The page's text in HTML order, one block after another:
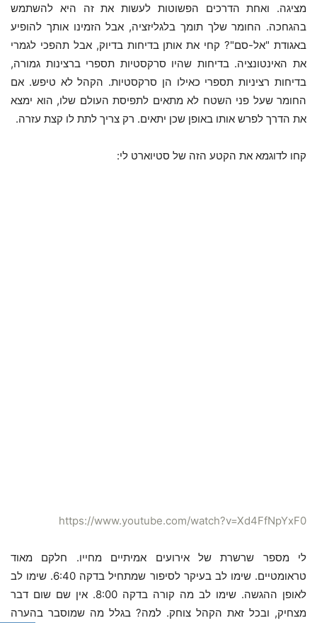
מציגה. ואחת הדרכים הפשוטות לעשות את זה היא להשתמש
בהגחכה. החומר שלך תומך בלגליזציה, אבל הזמינו אותך להופיע
באגודת "אל-סם"? קחי את אותן בדיחות בדיוק, אבל תהפכי לגמרי
את האינטונציה. בדיחות שהיו סרקסטיות תספרי ברצינות גמורה,
בדיחות רציניות תספרי כאילו הן סרקסטיות. הקהל לא טיפש. אם
החומר שעל פני השטח לא מתאים לתפיסת העולם שלו, הוא ימצא
את הדרך לפרש אותו באופן שכן יתאים. רק צריך לתת לו קצת עזרה.
קחו לדוגמא את הקטע הזה של סטיוארט לי:
https://www.youtube.com/watch?v=Xd4FfNpYxF0
לי מספר שרשרת של אירועים אמיתיים מחייו. חלקם מאוד
טראומטיים. שימו לב בעיקר לסיפור שמתחיל בדקה 6:40. שימו לב
לאופן ההגשה. שימו לב מה קורה בדקה 8:00. אין שם שום דבר
מצחיק, ובכל זאת הקהל צוחק. למה? בגלל מה שמוסבר בהערה